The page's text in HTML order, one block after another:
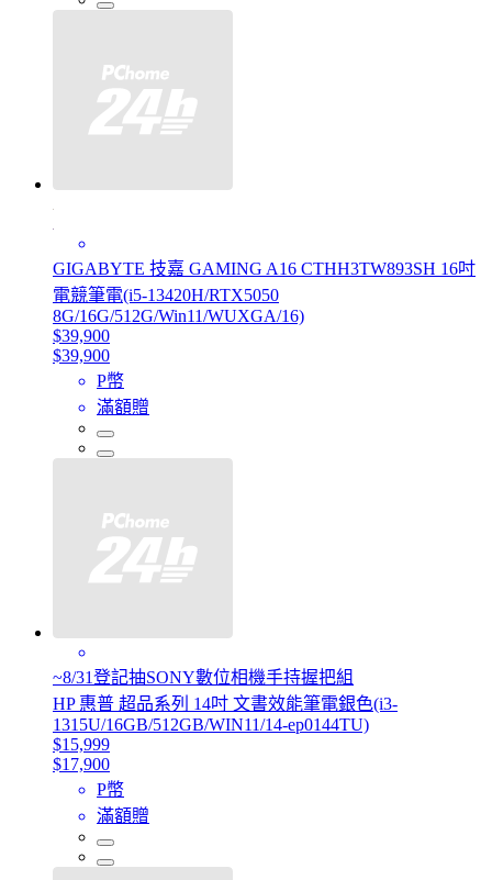
GIGABYTE 技嘉 GAMING A16 CTHH3TW893SH 16吋
電競筆電(i5-13420H/RTX5050
8G/16G/512G/Win11/WUXGA/16)
$39,900
$39,900
P幣
滿額贈
~8/31登記抽SONY數位相機手持握把組
HP 惠普 超品系列 14吋 文書效能筆電銀色(i3-
1315U/16GB/512GB/WIN11/14-ep0144TU)
$15,999
$17,900
P幣
滿額贈